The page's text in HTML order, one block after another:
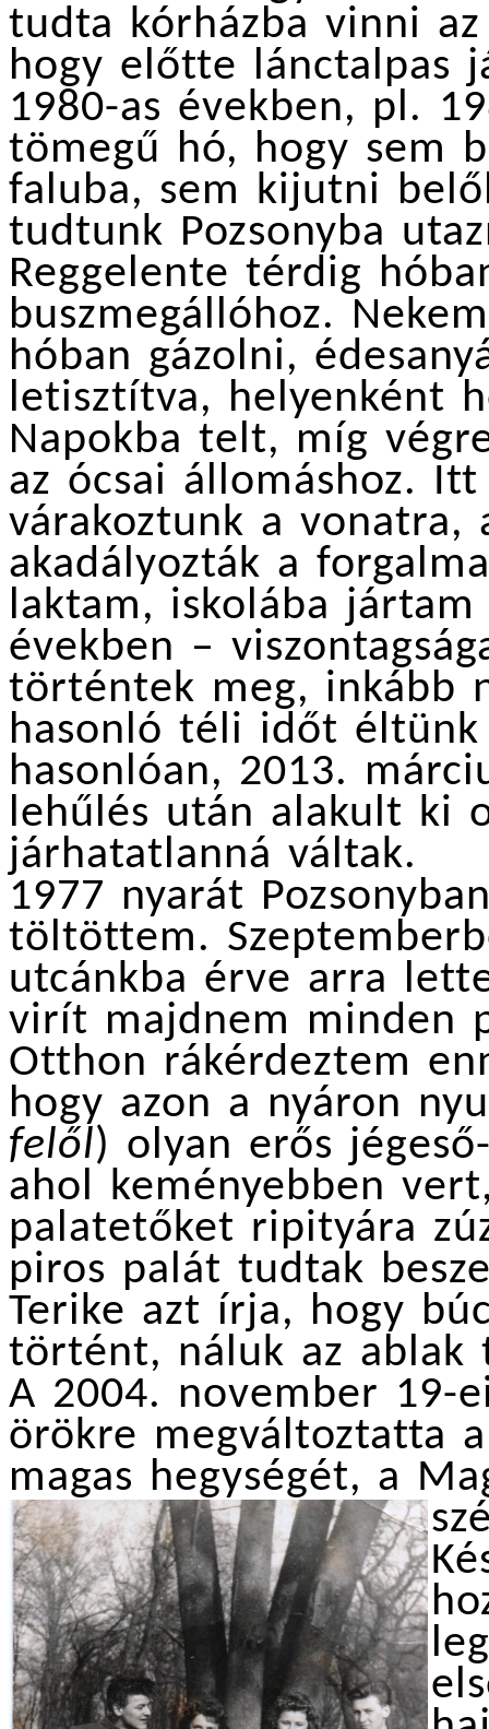
tudta kórházba vinni
hogy előtte lánctalpas
1980-as években, pl.
tömegű hó, hogy sem
faluba, sem kijutni
tudtunk Pozsonyba
Reggelente térdig
buszmegállóhoz.
hóban gázolni,
letisztítva, helyenként
Napokba telt, míg
az ócsai állomáshoz.
várakoztunk a vonatra,
akadályozták a
laktam, iskolába
években –
történtek meg, inkább
hasonló téli időt éltünk
hasonlóan, 2013.
lehűlés után alakult ki
járhatatlanná váltak.
1977 nyarát
töltöttem.
utcánkba érve arra
virít majdnem minden
Otthon rákérdeztem
hogy azon a nyáron
felől) olyan erős
ahol keményebben
palatetőket ripityára
piros palát tudtak
Terike azt írja, hogy
történt, náluk az ablak
A 2004. november 19-
örökre megváltoztatta
magas hegységét, a